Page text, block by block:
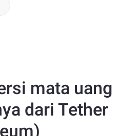
mata uang
dari Tether